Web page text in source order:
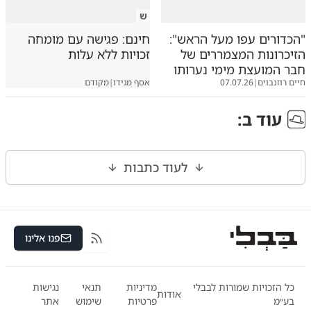
"הכדורים עפו מעל הראש":
הזיכרונות המצמררים של
חבר המועצת מימי נערותו
חיים רוזנבוים|
07.07.26
ש
חינם: פגישה עם מומחה
זכויות ללא עלות
אסף מגידו|מקודם
עוד ב:
לעוד כתבות
RSS פנו אלינו
כל הזכויות שמורות לבבלי
בע״מ
אודות
מדיניות
פרטיות
תנאי
שימוש
נגישות
אתר